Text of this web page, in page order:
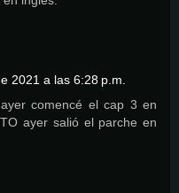
2021 a las 6:28 p.m.
comencé el cap 3 en
ayer salió el parche en